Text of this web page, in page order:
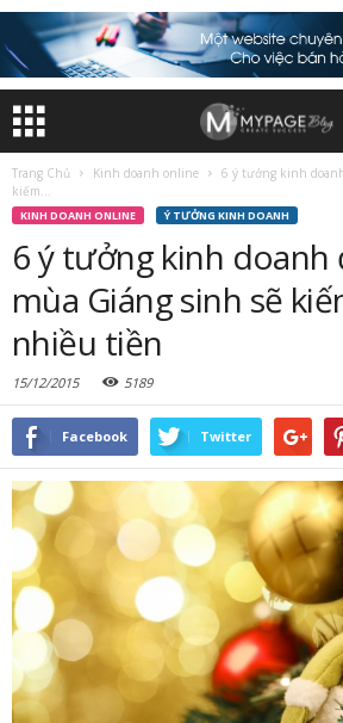
Trang Chủ Kinh doanh online
6 ý tưởng kinh
kiếm...
KINH DOANH ONLINE Ý TƯỞNG KINH DOANH
6 ý tưởng kinh doanh
mùa Giáng sinh sẽ
nhiều tiền
15/12/2015 5189
Facebook Twitter